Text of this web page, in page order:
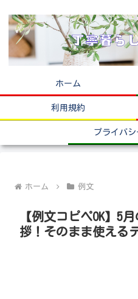
ホーム
利用規約
プライバ
ホーム 例文
【例文コピペOK】5
拶！そのまま使える